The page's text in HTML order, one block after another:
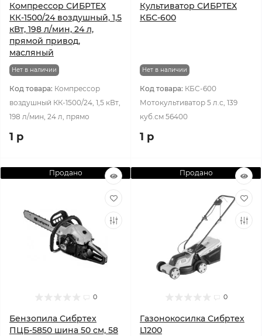
Компрессор СИБРТЕХ
КК-1500/24 воздушный, 1,5
кВт, 198 л/мин, 24 л,
прямой привод,
масляный
Нет в наличии
Код товара: Компрессор
воздушный КК-1500/24, 1,5 кВт,
198 л/мин, 24 л, прямо
1 р
Культиватор СИБРТЕХ
КБС-600
Нет в наличии
Код товара: КБС-600
Мотокультиватор 5 л.с, 139
куб.см 56400
1 р
Продано
0
Бензопила Сибртех
ПЦБ-5850 шина 50 см, 58
Продано
0
Газонокосилка Сибртех
L1200